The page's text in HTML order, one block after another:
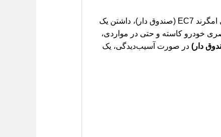
آرم درب صندوق، فراتر از یک قطعه تزئینی صرف، نمادی از هویت و برند خودروی شماست. برای دارندگان جیلی امگرند EC7 (صندوق دار)، داشتن یک
خودرو کاسته و حتی در مواردی،
در صورت آسیب‌دیدگی، یک